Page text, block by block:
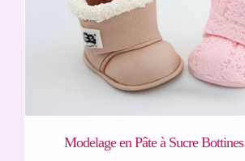
Modelage en Pâte à Sucre